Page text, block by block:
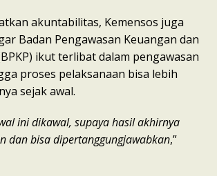
akuntabilitas, Kemensos juga
Badan Pengawasan Keuangan dan
ikut terlibat dalam pengawasan
proses pelaksanaan bisa lebih
sejak awal.
ini dikawal, supaya hasil akhirnya
dan bisa dipertanggungjawabkan,”